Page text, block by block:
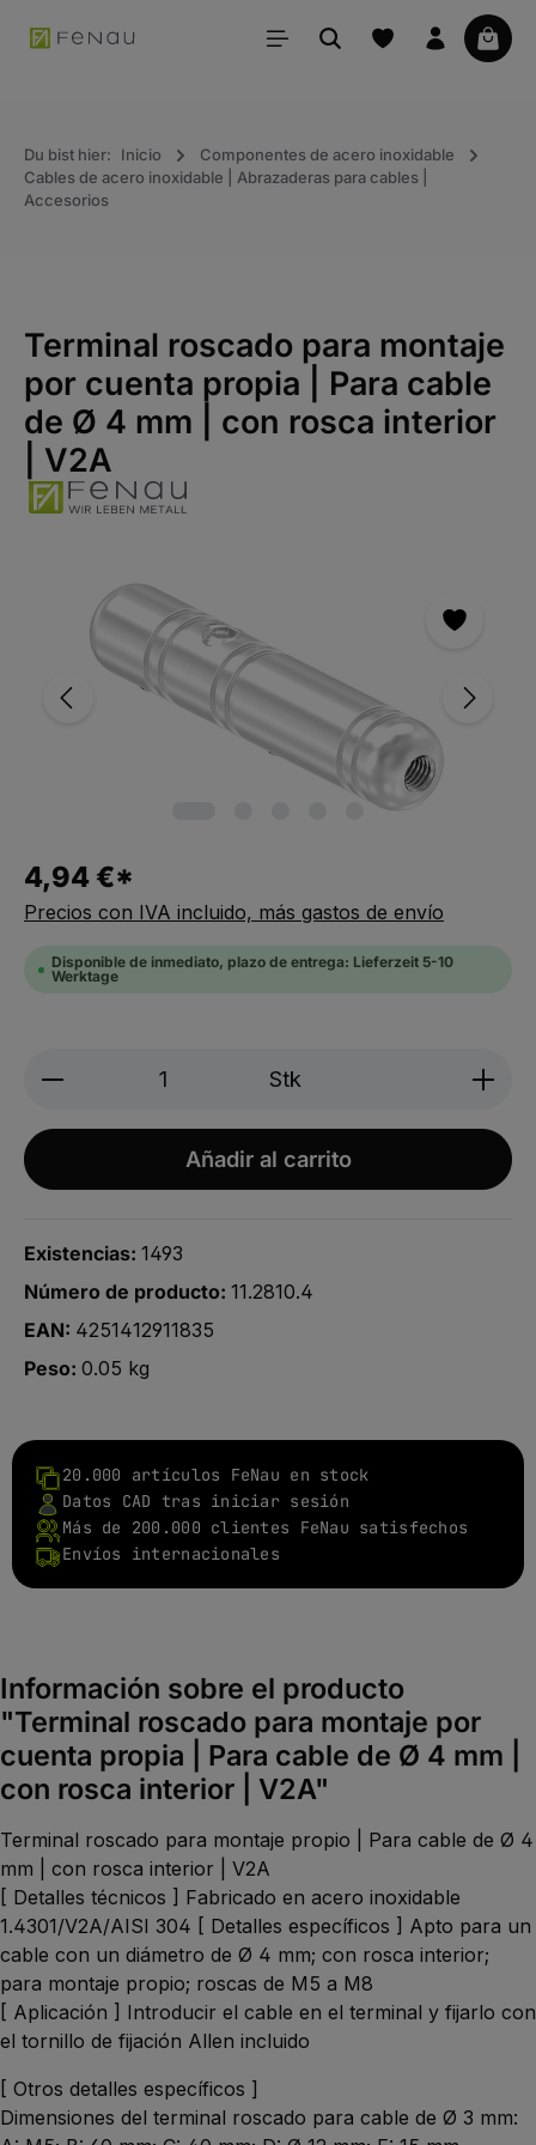
principal La
Du bist hier: Inicio
Componentes de acero inoxidable
Cables de acero inoxidable | Abrazaderas para cables |
Accesorios
Terminal roscado para montaje
por cuenta propia | Para cable
de Ø 4 mm | con rosca interior
| V2A
4,94 €*
Precios con IVA incluido, más gastos de envío
Disponible de inmediato, plazo de entrega: Lieferzeit 5-10
Werktage
Produkt Anzahl: Gib den
Stk
Añadir al carrito
Existencias: 1493
Número de producto: 11.2810.4
EAN: 4251412911835
Peso: 0.05 kg
20.000 artículos FeNau en stock
Datos CAD tras iniciar sesión
Más de 200.000 clientes FeNau satisfechos
Envíos internacionales
Información sobre el producto
"Terminal roscado para montaje por
cuenta propia | Para cable de Ø 4 mm |
con rosca interior | V2A"
Terminal roscado para montaje propio | Para cable de Ø 4
mm | con rosca interior | V2A
[ Detalles técnicos ] Fabricado en acero inoxidable
1.4301/V2A/AISI 304 [ Detalles específicos ] Apto para un
cable con un diámetro de Ø 4 mm; con rosca interior;
para montaje propio; roscas de M5 a M8
[ Aplicación ] Introducir el cable en el terminal y fijarlo con
el tornillo de fijación Allen incluido
[ Otros detalles específicos ]
Dimensiones del terminal roscado para cable de Ø 3 mm: